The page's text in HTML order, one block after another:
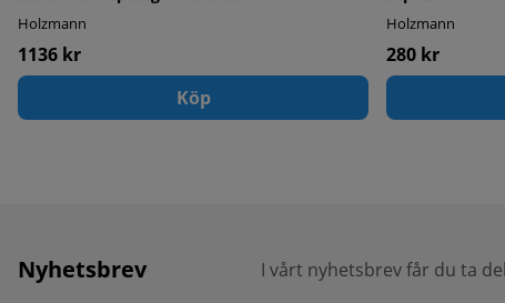
Holzmann
1136 kr
Köp
Holzmann
280 kr
Nyhetsbrev I vårt nyhetsbrev får du ta